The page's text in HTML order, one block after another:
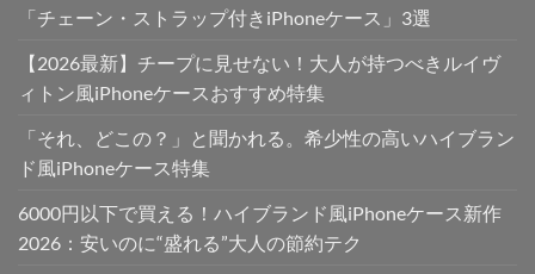
「チェーン・ストラップ付きiPhoneケース」3選
【2026最新】チープに見せない！大人が持つべきルイヴ
ィトン風iPhoneケースおすすめ特集
「それ、どこの？」と聞かれる。希少性の高いハイブラン
ド風iPhoneケース特集
6000円以下で買える！ハイブランド風iPhoneケース新作
2026：安いのに“盛れる”大人の節約テク